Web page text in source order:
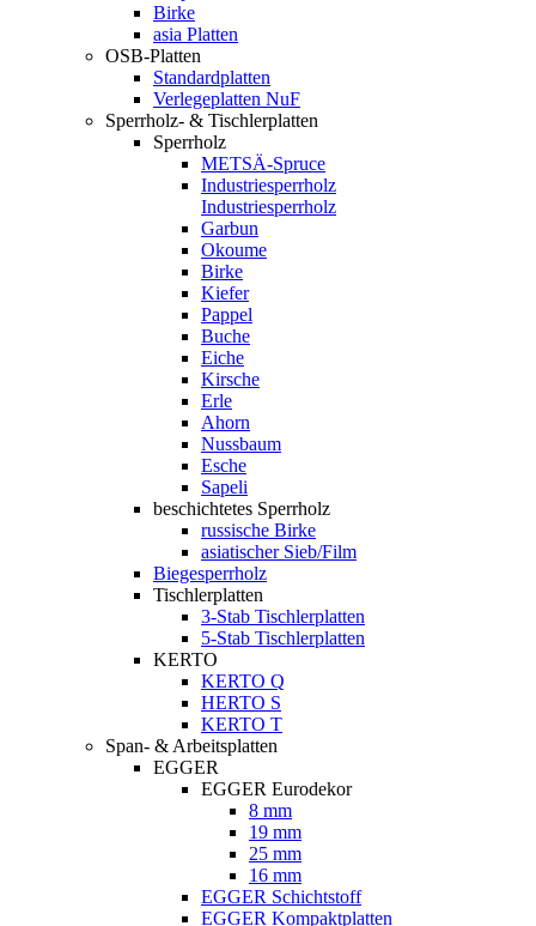
Birke
asia Platten
OSB-Platten
Standardplatten
Verlegeplatten NuF
Sperrholz- & Tischlerplatten
Sperrholz
METSÄ-Spruce
Industriesperrholz
Industriesperrholz
Garbun
Okoume
Birke
Kiefer
Pappel
Buche
Eiche
Kirsche
Erle
Ahorn
Nussbaum
Esche
Sapeli
beschichtetes Sperrholz
russische Birke
asiatischer Sieb/Film
Biegesperrholz
Tischlerplatten
3-Stab Tischlerplatten
5-Stab Tischlerplatten
KERTO
KERTO Q
HERTO S
KERTO T
Span- & Arbeitsplatten
EGGER
EGGER Eurodekor
8 mm
19 mm
25 mm
16 mm
EGGER Schichtstoff
EGGER Kompaktplatten